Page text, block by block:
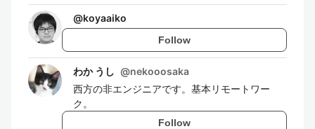
@koyaaiko
Follow
わか うし @nekooosaka
西方の非エンジニアです。基本リモートワー
ク。
Follow